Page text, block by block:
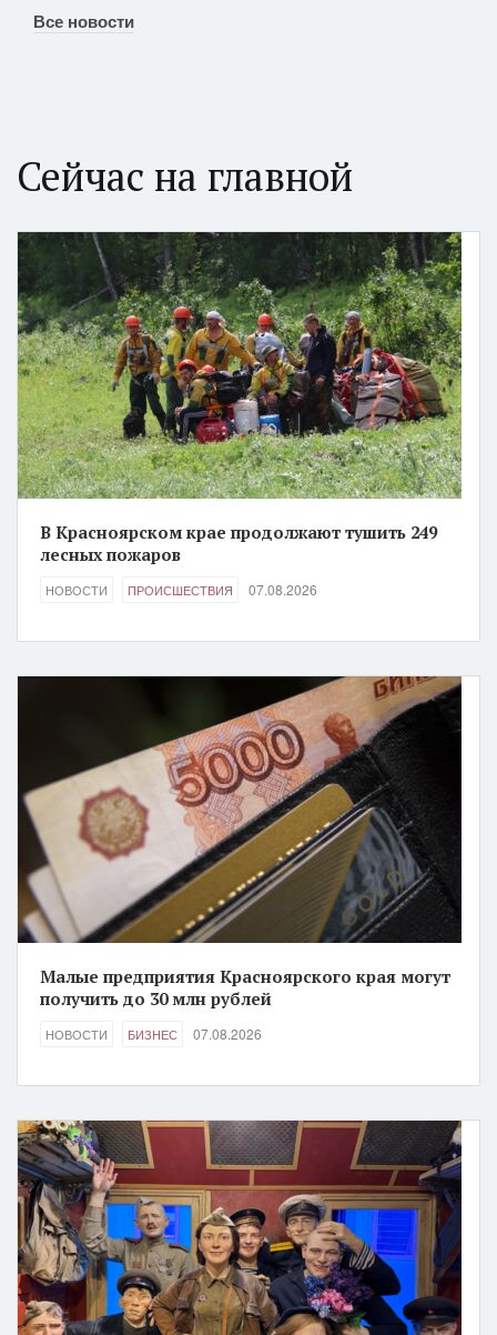
Все новости
Сейчас на главной
В Красноярском крае продолжают тушить 249
лесных пожаров
НОВОСТИ ПРОИСШЕСТВИЯ 07.08.2026
Малые предприятия Красноярского края могут
получить до 30 млн рублей
НОВОСТИ БИЗНЕС 07.08.2026